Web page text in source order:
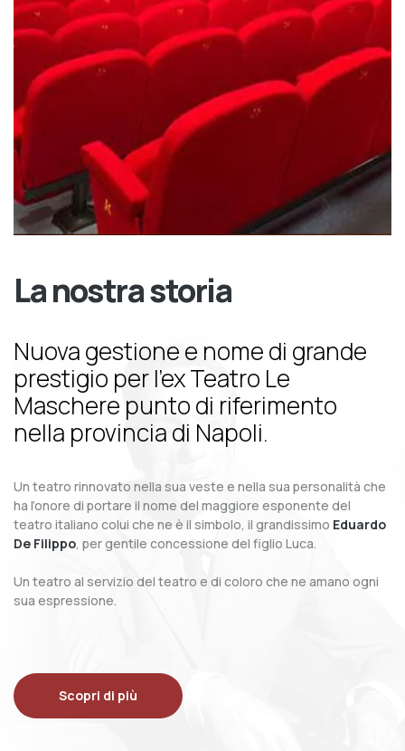
La nostra storia
Nuova gestione e nome di grande
prestigio per l’ex Teatro Le
Maschere punto di riferimento
nella provincia di Napoli.
Un teatro rinnovato nella sua veste e nella sua personalità che
ha l’onore di portare il nome del maggiore esponente del
teatro italiano colui che ne è il simbolo, il grandissimo Eduardo
De Filippo, per gentile concessione del figlio Luca.
Un teatro al servizio del teatro e di coloro che ne amano ogni
sua espressione.
Scopri di più